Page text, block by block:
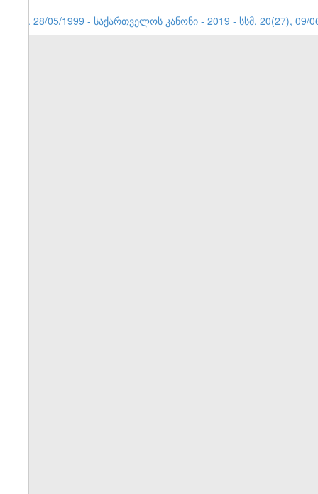
1. 28/05/1999 - საქართველოს კანონი - 2019 - სსმ, 20(27), 09/